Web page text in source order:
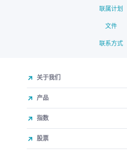
联属计划
文件
联系方式
关于我们
产品
指数
股票